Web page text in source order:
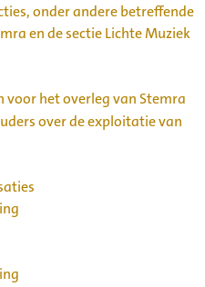
onder andere betreffende
en de sectie Lichte Muziek
voor het overleg van Stemra
over de exploitatie van